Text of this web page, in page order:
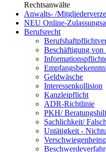
Rechtsanwälte
Anwalts- /
NEU Online-
Berufsrecht
Beschäftigung von
Geldwäsche
Interessenkollision
Kanzleipflicht
ADR-Richtlinie
PKH/
Sachlichkeit/
Untätigkeit -